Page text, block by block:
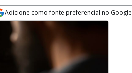
Adicione como fonte preferencial no Google
in new window